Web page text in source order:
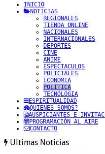
INICIO
NOTICIAS
REGIONALES
TIENDA ONLINE
NACIONALES
INTERNACIONALES
DEPORTES
CINE
ANIME
ESPECTACULOS
POLICIALES
ECONOMIA
POLITICA
TECNOLOGIA
ESPIRITUALIDAD
QUIENES SOMOS?
AUSPICIANTES E
PROGRAMACIÓN AL AIRE
CONTACTO
Ultimas Noticias